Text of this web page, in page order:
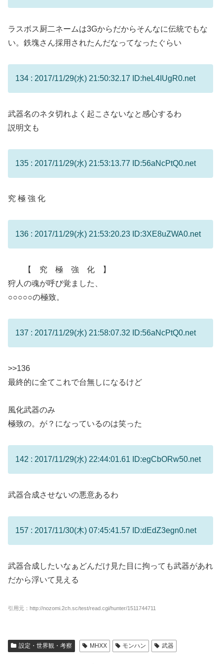
ラスボス厨二ネームは3Gからだからそんなに伝統でもな
い。鉄塊さん採用されたんだなってなったぐらい
134 : 2017/11/29(水) 21:50:32.17 ID:heL4IUgR0.net
武器名のネタ切れよく起こさないなと感心するわ
説明文も
135 : 2017/11/29(水) 21:53:13.77 ID:56aNcPtQ0.net
究 極 強 化
136 : 2017/11/29(水) 21:53:20.23 ID:3XE8uZWA0.net
【 究 極 強 化 】
狩人の魂が呼び覚ました、
○○○○○の極致。
137 : 2017/11/29(水) 21:58:07.32 ID:56aNcPtQ0.net
>>136
最終的に全てこれで台無しになるけど
風化武器のみ
極致の。が？になっているのは笑った
142 : 2017/11/29(水) 22:44:01.61 ID:egCbORw50.net
武器合成させないの悪意あるわ
157 : 2017/11/30(木) 07:45:41.57 ID:dEdZ3egn0.net
武器合成したいなぁどんだけ見た目に拘っても武器があれ
だから浮いて見える
引用元：http://nozomi.2ch.sc/test/read.cgi/hunter/1511744711
設定・世界観・考察 MHXX モンハン 武器